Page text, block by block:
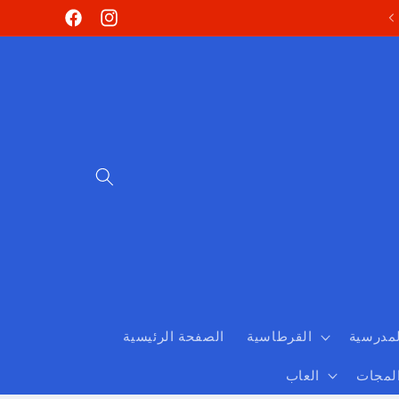
Skip to
contentFacebookInstagram
الصفحة الرئيسية القرطاسية
العاب